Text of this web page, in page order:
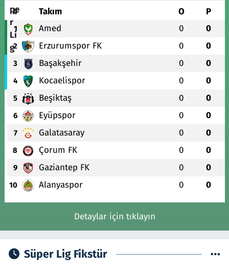
# Takım O P
1 Amed 0 0
2 Erzurumspor FK 0 0
3 Başakşehir 0 0
4 Kocaelispor 0 0
5 Beşiktaş 0 0
6 Eyüpspor 0 0
7 Galatasaray 0 0
8 Çorum FK 0 0
9 Gaziantep FK 0 0
10 Alanyaspor 0 0
Detaylar için tıklayın
Süper Lig Fikstür